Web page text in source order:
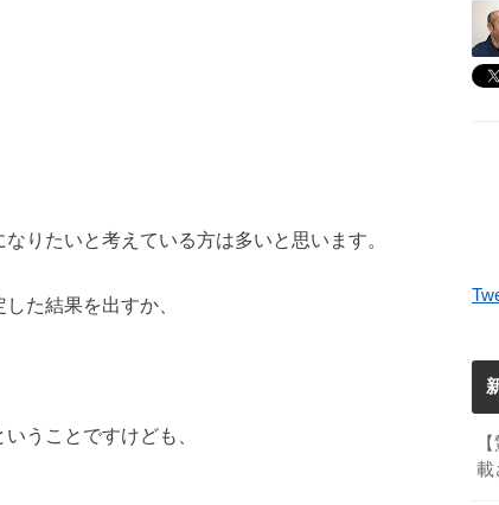
りたいと考えている方は多いと思います。
た結果を出すか、
うことですけども、
載